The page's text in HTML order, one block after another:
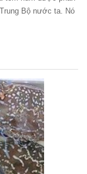
Bộ nước ta. Nó